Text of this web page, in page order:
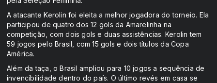
A atacante Kerolin foi eleita a melhor jogadora do torneio. Ela
participou de quatro dos 12 gols da Amarelinha na
competição, com dois gols e duas assistências. Kerolin tem
59 jogos pelo Brasil, com 15 gols e dois títulos da Copa
América.
Além da taça, o Brasil ampliou para 10 jogos a sequência de
invencibilidade dentro do país. O último revés em casa se